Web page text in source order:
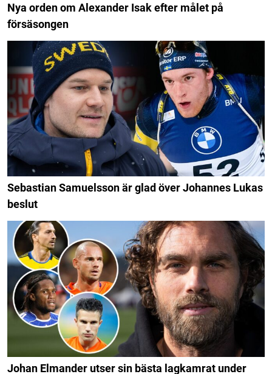
Nya orden om Alexander Isak efter målet på
försäsongen
Sebastian Samuelsson är glad över Johannes Lukas
beslut
Johan Elmander utser sin bästa lagkamrat under